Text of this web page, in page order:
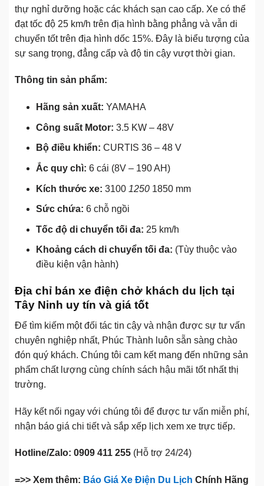
thự nghỉ dưỡng hoặc các khách sạn cao cấp. Xe có thể
đạt tốc độ 25 km/h trên địa hình bằng phẳng và vẫn di
chuyển tốt trên địa hình dốc 15%. Đây là biểu tượng của
sự sang trọng, đẳng cấp và độ tin cậy vượt thời gian.
Thông tin sản phẩm:
Hãng sản xuất: YAMAHA
Công suất Motor: 3.5 KW – 48V
Bộ điều khiển: CURTIS 36 – 48 V
Ắc quy chì: 6 cái (8V – 190 AH)
Kích thước xe: 3100 1250 1850 mm
Sức chứa: 6 chỗ ngồi
Tốc độ di chuyển tối đa: 25 km/h
Khoảng cách di chuyển tối đa: (Tùy thuộc vào
điều kiện vận hành)
Địa chỉ bán xe điện chở khách du lịch tại
Tây Ninh uy tín và giá tốt
Để tìm kiếm một đối tác tin cậy và nhận được sự tư vấn
chuyên nghiệp nhất, Phúc Thành luôn sẵn sàng chào
đón quý khách. Chúng tôi cam kết mang đến những sản
phẩm chất lượng cùng chính sách hậu mãi tốt nhất thị
trường.
Hãy kết nối ngay với chúng tôi để được tư vấn miễn phí,
nhận báo giá chi tiết và sắp xếp lịch xem xe trực tiếp.
Hotline/Zalo: 0909 411 255 (Hỗ trợ 24/24)
=>> Xem thêm: Báo Giá Xe Điện Du Lịch Chính Hãng